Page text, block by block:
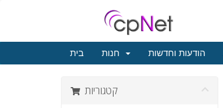
בית הודעות וחדשות
קטגוריות